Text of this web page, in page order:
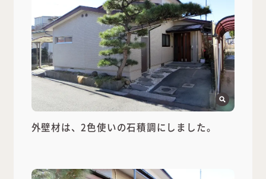
外壁材は、2色使いの石積調にしました。